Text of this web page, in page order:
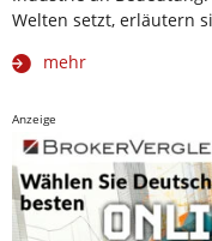
Welten setzt, erläutern
mehr
Anzeige